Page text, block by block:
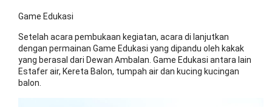
Game Edukasi
Setelah acara pembukaan kegiatan, acara di lanjutkan
dengan permainan Game Edukasi yang dipandu oleh kakak
yang berasal dari Dewan Ambalan. Game Edukasi antara lain
Estafer air, Kereta Balon, tumpah air dan kucing kucingan
balon.